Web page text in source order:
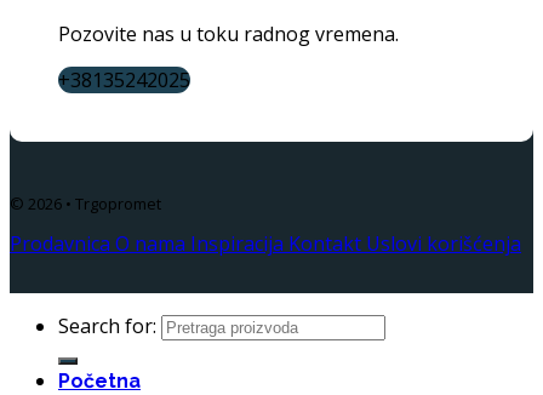
Pozovite nas u toku radnog vremena.
+38135242025
© 2026 • Trgopromet
Prodavnica O nama Inspiracija Kontakt Uslovi korišćenja
Search for:
Početna